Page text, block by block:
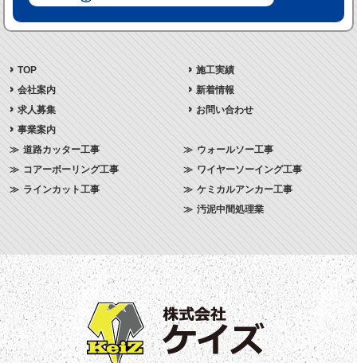
TOP
施工実績
会社案内
新着情報
事業案内
道路カッター工事
コアーボーリング工事
ラインカット工事
ウォールソー工事
ワイヤーソーイング工事
ケミカルアンカー工事
汚泥中間処理業
求人募集 お問い合わせ